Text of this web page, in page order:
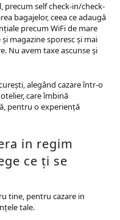
precum self check-in/check-
bagajelor, ceea ce adaugă
precum WiFi de mare
magazine sporesc și mai
Nu avem taxe ascunse și
alegând cazare într-o
care îmbină
pentru o experiență
in regim
ce ți se
tine, pentru cazare in
tale.